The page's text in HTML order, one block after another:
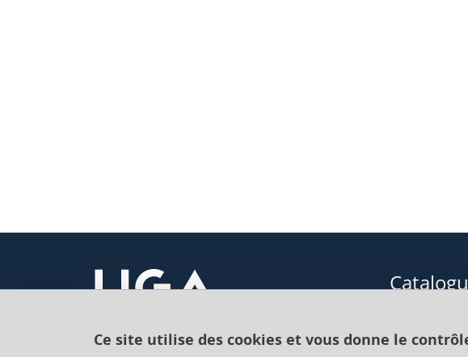
Ce site utilise des cookies et vous donne le